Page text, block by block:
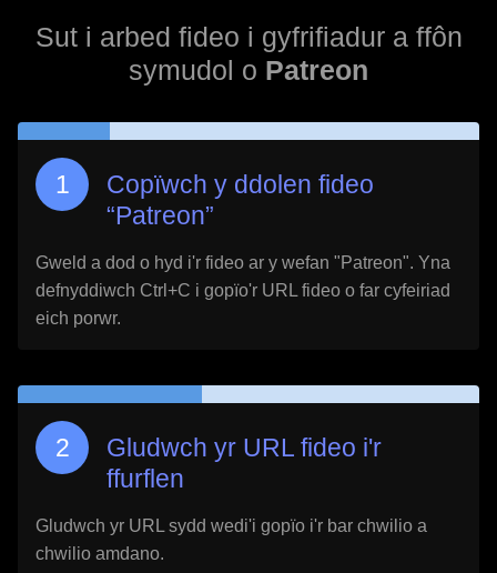
Sut i arbed fideo i gyfrifiadur a ffôn
symudol o Patreon
Copïwch y ddolen fideo
“Patreon”
Gweld a dod o hyd i'r fideo ar y wefan "Patreon". Yna
defnyddiwch Ctrl+C i gopïo'r URL fideo o far cyfeiriad
eich porwr.
Gludwch yr URL fideo i'r
ffurflen
Gludwch yr URL sydd wedi'i gopïo i'r bar chwilio a
chwilio amdano.